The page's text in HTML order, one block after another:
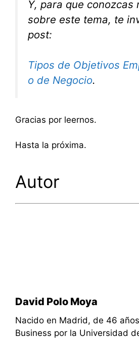
Y, para que conozcas
sobre este tema, te
post:
Tipos de Objetivos
o de Negocio.
Gracias por leernos.
Hasta la próxima.
Autor
David Polo Moya
Nacido en Madrid, de 46
Business por la Universidad